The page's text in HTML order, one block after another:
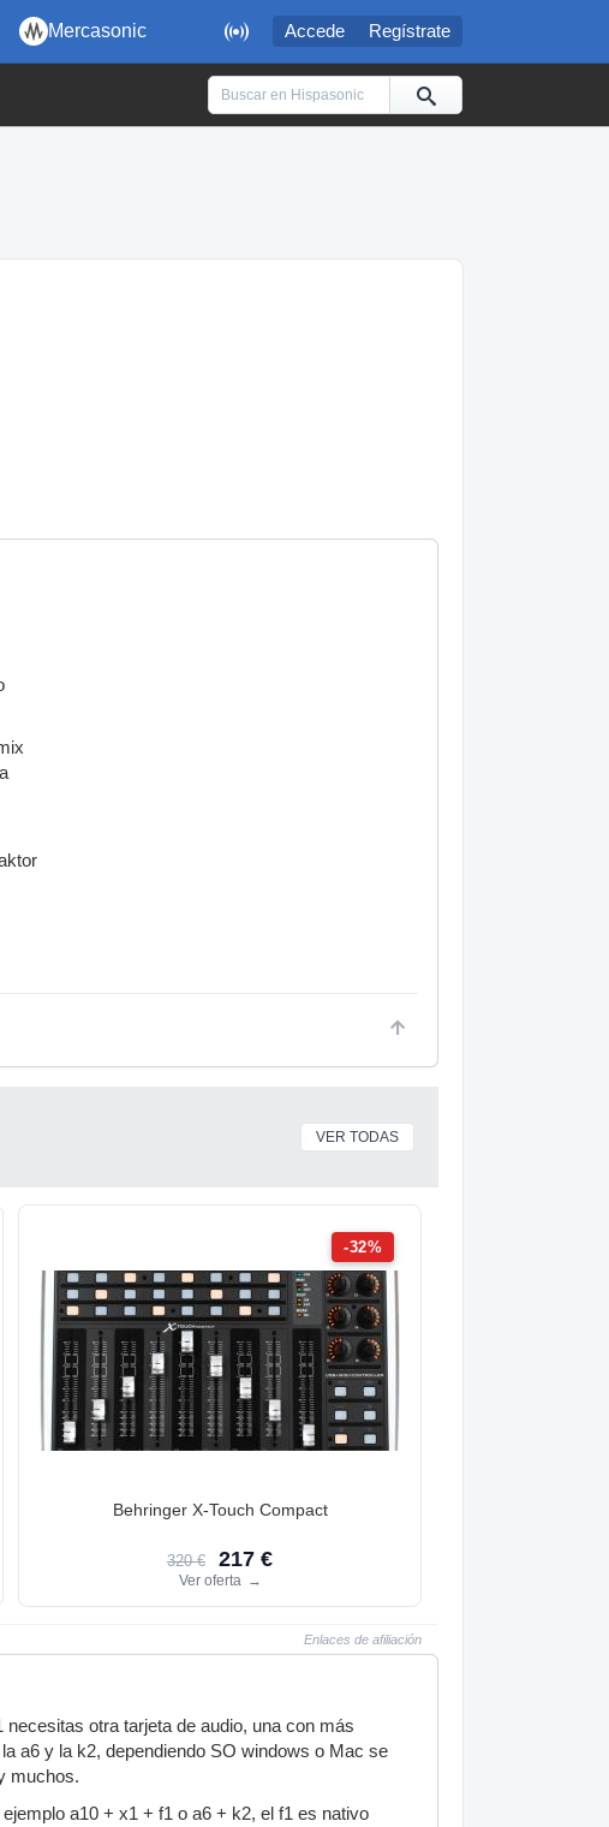
 Accede Regístrate
Mercasonic
VER TODAS
-32%
Behringer X-Touch Compact
320 € 217 €
Ver oferta →
Enlaces de afiliación
otra tarjeta de audio, una con más
a6 y la k2, dependiendo SO windows o Mac se
muchos.
a10 + x1 + f1 o a6 + k2, el f1 es nativo